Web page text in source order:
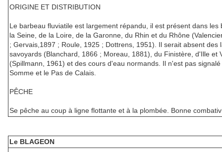
ORIGINE ET DISTRIBUTION
Le barbeau fluviatile est largement répandu, il est présent dans les
la Seine, de la Loire, de la Garonne, du Rhin et du Rhône
; Gervais,1897 ; Roule, 1925 ; Dottrens, 1951). Il serait absent des
savoyards (Blanchard, 1866 ; Moreau, 1881), du Finistère, d'Ille et
(Spillmann, 1961) et des cours d'eau normands. Il n'est pas
Somme et le Pas de Calais.
PÊCHE
Se pêche au coup à ligne flottante et à la plombée. Bonne
Le BLAGEON